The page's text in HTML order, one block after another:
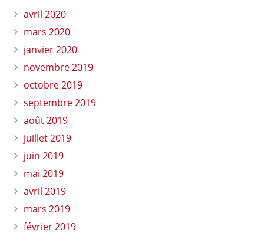
avril 2020
mars 2020
janvier 2020
novembre 2019
octobre 2019
septembre 2019
août 2019
juillet 2019
juin 2019
mai 2019
avril 2019
mars 2019
février 2019